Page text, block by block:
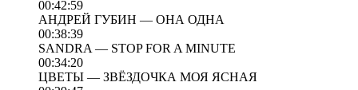
00:42:59
АНДРЕЙ ГУБИН — ОНА ОДНА
00:38:39
SANDRA — STOP FOR A MINUTE
00:34:20
ЦВЕТЫ — ЗВЁЗДОЧКА МОЯ ЯСНАЯ